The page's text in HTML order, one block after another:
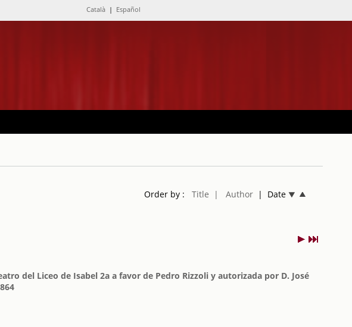
Català | Español
Order by : Title | Author| Date
del Liceo de Isabel 2a a favor de Pedro Rizzoli y autorizada por D. José